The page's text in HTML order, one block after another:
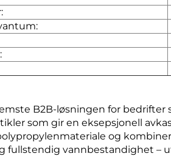
B2B-løsningen for bedrifter
som gir en eksepsjonell
og
vannbestandighet –